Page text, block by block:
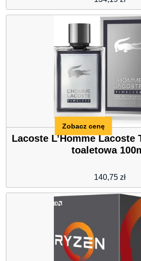
Lacoste L’Homme Lacoste
toaletowa
140,75 zł
Zobacz cenę